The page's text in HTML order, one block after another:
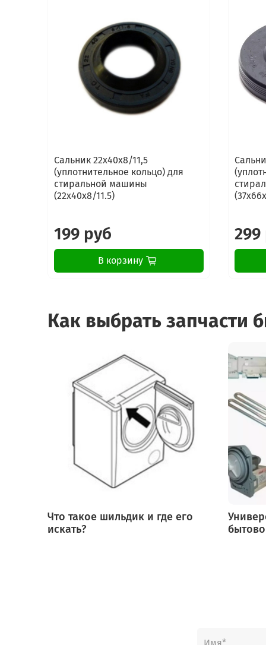
Сальник 22x40x8/11,5
(уплотнительное кольцо) для
стиральной машины
(22x40x8/11.5)
199 руб
В корзину
299
Как выбрать запчасти
Что такое шильдик и где его
искать?